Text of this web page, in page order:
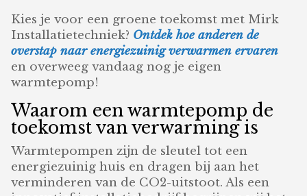
Kies je voor een groene toekomst met Mirk
Installatietechniek? Ontdek hoe anderen de
overstap naar energiezuinig verwarmen ervaren
en overweeg vandaag nog je eigen
warmtepomp!
Waarom een warmtepomp de
toekomst van verwarming is
Warmtepompen zijn de sleutel tot een
energiezuinig huis en dragen bij aan het
verminderen van de CO2-uitstoot. Als een